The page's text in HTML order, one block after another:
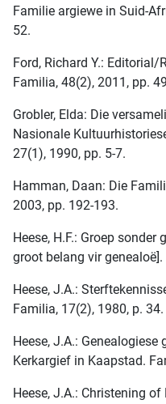
Familie argiewe in Suid-
52.
Ford, Richard Y.:
Familia, 48(2), 2011, pp.
Grobler, Elda: Die
Nasionale
27(1), 1990, pp. 5-7.
Hamman, Daan: Die
2003, pp. 192-193.
Heese, H.F.: Groep sonder
groot belang vir
Heese, J.A.:
Familia, 17(2), 1980, p. 34.
Heese, J.A.:
Kerkargief in Kaapstad.
Heese, J.A.: Christening